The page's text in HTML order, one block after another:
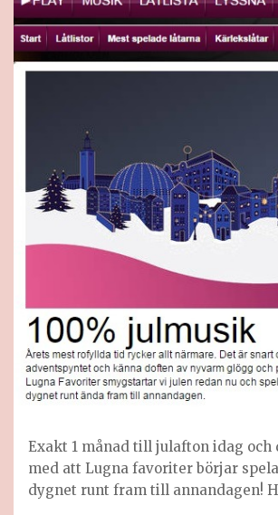
Exakt 1 månad till julafton idag
med att Lugna favoriter börjar
dygnet runt fram till annandagen!